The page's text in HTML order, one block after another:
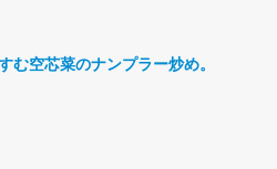
む空芯菜のナンプラー炒め。